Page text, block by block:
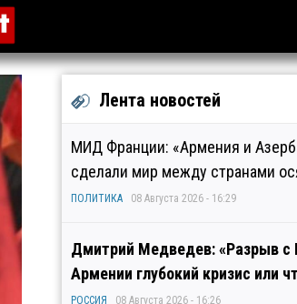
Лента новостей
МИД Франции: «Армения и
сделали мир между странами
ПОЛИТИКА 08 Августа 2026 - 16:29
Дмитрий Медведев: «Разрыв с
Армении глубокий кризис или
РОССИЯ 08 Августа 2026 - 16:26